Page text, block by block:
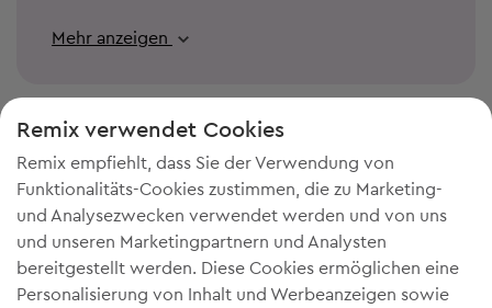
Mehr anzeigen
DU BRAUCHST MEHR PLATZ IN
Remix verwendet Cookies
Remix empfiehlt, dass Sie der Verwendung von
Funktionalitäts-Cookies zustimmen, die zu Marketing-
und Analysezwecken verwendet werden und von uns
und unseren Marketingpartnern und Analysten
bereitgestellt werden. Diese Cookies ermöglichen eine
Personalisierung von Inhalt und Werbeanzeigen sowie